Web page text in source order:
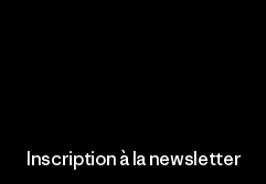
Inscription à la newsletter